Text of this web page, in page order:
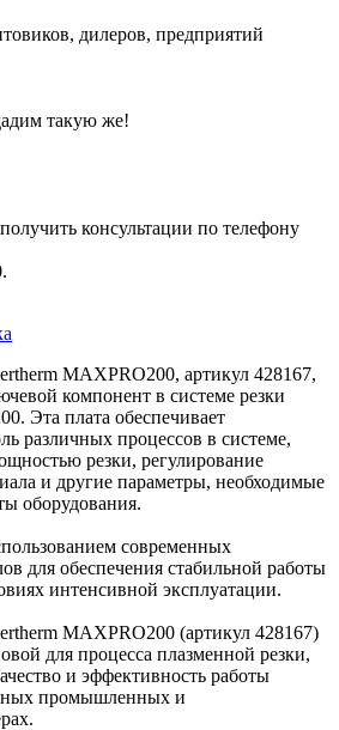
дилеров, предприятий
такую же!
консультации по телефону
MAXPRO200, артикул 428167,
компонент в системе резки
Эта плата обеспечивает
различных процессов в системе,
резки, регулирование
и другие параметры, необходимые
оборудования.
современных
для обеспечения стабильной работы
интенсивной эксплуатации.
MAXPRO200 (артикул 428167)
для процесса плазменной резки,
и эффективность работы
промышленных и